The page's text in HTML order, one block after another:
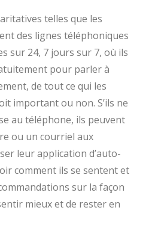
telles que les
des lignes téléphoniques
sur 24, 7 jours sur 7, où ils
pour parler à
de tout ce qui les
important ou non. S’ils ne
au téléphone, ils peuvent
ou un courriel aux
leur application d’auto-
comment ils se sentent et
sur la façon
mieux et de rester en